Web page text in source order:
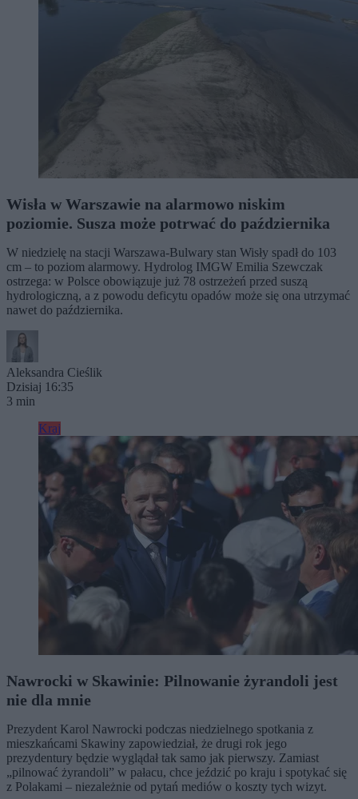
Wisła w Warszawie na alarmowo niskim
poziomie. Susza może potrwać do października
W niedzielę na stacji Warszawa-Bulwary stan Wisły spadł do 103
cm – to poziom alarmowy. Hydrolog IMGW Emilia Szewczak
ostrzega: w Polsce obowiązuje już 78 ostrzeżeń przed suszą
hydrologiczną, a z powodu deficytu opadów może się ona utrzymać
nawet do października.
Aleksandra Cieślik
Dzisiaj 16:35
3 min
Kraj
Nawrocki w Skawinie: Pilnowanie żyrandoli jest
nie dla mnie
Prezydent Karol Nawrocki podczas niedzielnego spotkania z
mieszkańcami Skawiny zapowiedział, że drugi rok jego
prezydentury będzie wyglądał tak samo jak pierwszy. Zamiast
„pilnować żyrandoli” w pałacu, chce jeździć po kraju i spotykać się
z Polakami – niezależnie od pytań mediów o koszty tych wizyt.